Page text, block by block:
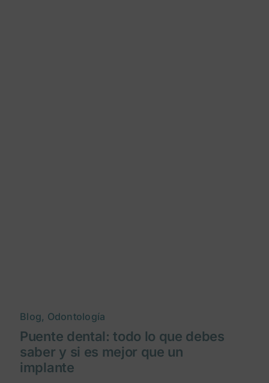
Blog, Odontología
Puente dental: todo lo que debes
saber y si es mejor que un
implante